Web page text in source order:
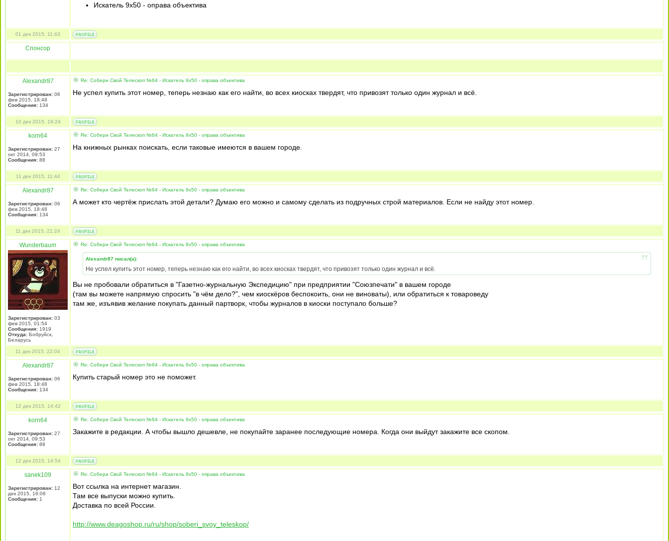
Искатель 9x50 - оправа объектива
01 дек 2015, 11:43
Спонсор
Alexandr87
Зарегистрирован: 06
фев 2015, 18:48
Сообщения: 134
Re: Собери Свой Телескоп №64 - Искатель 9x50 - оправа объектива
Не успел купить этот номер, теперь незнаю как его найти, во всех киосках твердят, что привозят только один журнал и всё.
10 дек 2015, 19:24
korn64
Зарегистрирован: 27
окт 2014, 09:53
Сообщения: 88
Re: Собери Свой Телескоп №64 - Искатель 9x50 - оправа объектива
На книжных рынках поискать, если таковые имеются в вашем городе.
11 дек 2015, 11:44
Alexandr87
Зарегистрирован: 06
фев 2015, 18:48
Сообщения: 134
Re: Собери Свой Телескоп №64 - Искатель 9x50 - оправа объектива
А может кто чертёж прислать этой детали? Думаю его можно и самому сделать из подручных строй материалов. Если не найду этот номер.
11 дек 2015, 21:24
Wunderbaum
Зарегистрирован: 03
фев 2015, 01:54
Сообщения: 1919
Откуда: Бобруйск,
Беларусь
Re: Собери Свой Телескоп №64 - Искатель 9x50 - оправа объектива
Alexandr87 писал(а):
Не успел купить этот номер, теперь незнаю как его найти, во всех киосках твердят, что привозят только один журнал и всё.
Вы не пробовали обратиться в "Газетно-журнальную Экспедицию" при предприятии "Союзпечати" в вашем городе
(там вы можете напрямую спросить "в чём дело?", чем киоскёров беспокоить, они не виноваты), или обратиться к товароведу
там же, изъявив желание покупать данный партворк, чтобы журналов в киоски поступало больше?
11 дек 2015, 22:04
Alexandr87
Зарегистрирован: 06
фев 2015, 18:48
Сообщения: 134
Re: Собери Свой Телескоп №64 - Искатель 9x50 - оправа объектива
Купить старый номер это не поможет.
12 дек 2015, 14:42
korn64
Зарегистрирован: 27
окт 2014, 09:53
Сообщения: 88
Re: Собери Свой Телескоп №64 - Искатель 9x50 - оправа объектива
Закажите в редакции. А чтобы вышло дешевле, не покупайте заранее последующие номера. Когда они выйдут закажите все скопом.
12 дек 2015, 14:54
sanek109
Зарегистрирован: 12
дек 2015, 16:06
Сообщения: 1
Re: Собери Свой Телескоп №64 - Искатель 9x50 - оправа объектива
Вот ссылка на интернет магазин.
Там все выпуски можно купить.
Доставка по всей России.
http://www.deagoshop.ru/ru/shop/soberi_svoy_teleskop/